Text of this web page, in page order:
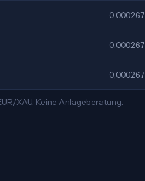
0,000267
0,000267
0,000267
XAU. Keine Anlageberatung.